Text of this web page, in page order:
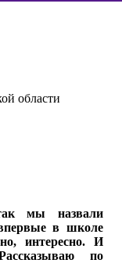
области
мы назвали
в школе
интересно. И
по